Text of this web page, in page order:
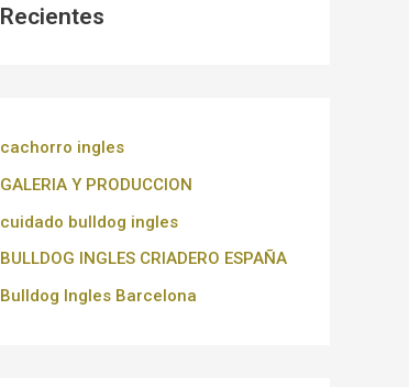
Recientes
cachorro ingles
GALERIA Y PRODUCCION
cuidado bulldog ingles
BULLDOG INGLES CRIADERO ESPAÑA
Bulldog Ingles Barcelona